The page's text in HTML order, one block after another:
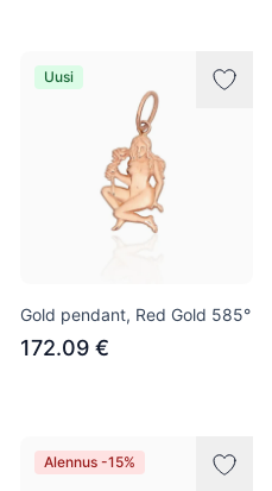
Uusi
Gold pendant, Red Gold 585°
172.09 €
Alennus -15%